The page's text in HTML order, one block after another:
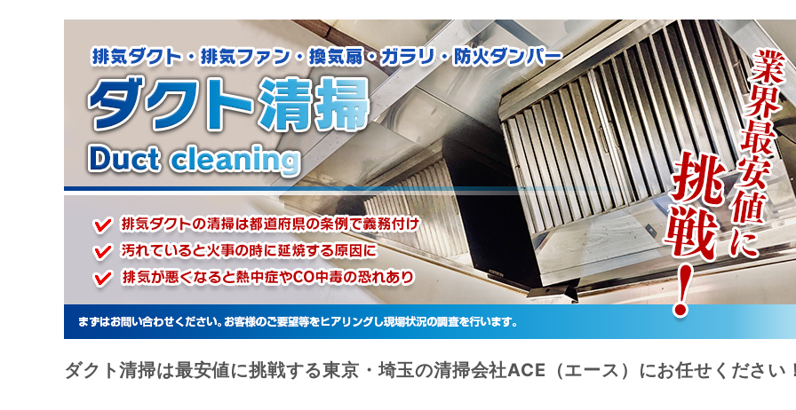
ダクト清掃は最安値に挑戦する東京・埼玉の清掃会社ACE（エース）にお任せください